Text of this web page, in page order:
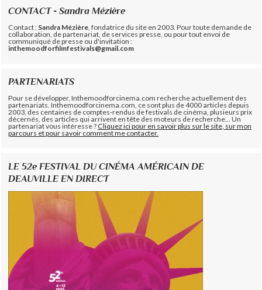
CONTACT - Sandra Mézière
Contact : Sandra Mézière , fondatrice du site en 2003. Pour toute demande de
collaboration, de partenariat, de services presse, ou pour tout envoi de
communiqué de presse ou d'invitation :
inthemoodforfilmfestivals@gmail.com
PARTENARIATS
Pour se développer, Inthemoodforcinema.com recherche actuellement des
partenariats. Inthemoodforcinema.com, ce sont plus de 4000 articles depuis
2003, des centaines de comptes-rendus de festivals de cinéma, plusieurs prix
décernés, des articles qui arrivent en tête des moteurs de recherche... Un
partenariat vous intéresse ?Cliquez ici pour en savoir plus sur le site, sur mon
parcours et pour savoir comment me contacter.
LE 52e FESTIVAL DU CINÉMA AMÉRICAIN DE
DEAUVILLE EN DIRECT